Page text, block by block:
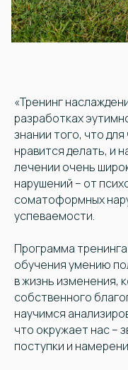
«Тренинг
разработках
знании того, что
нравится делать, и
лечении очень
нарушений – от
соматоформных
успеваемости.
Программа
обучения умению
в жизнь изменения,
собственного
научимся
что окружает нас –
поступки и